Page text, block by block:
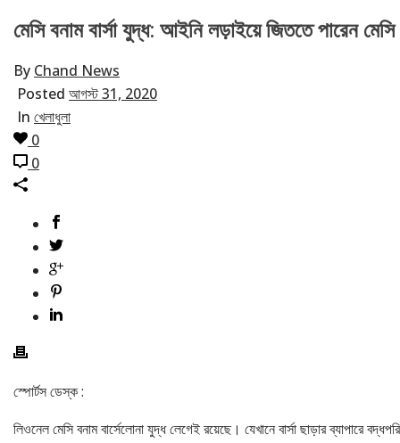
মেসি বনাম বার্সা যুদ্ধ: আইনি লড়াইয়ে জিততে পারেন মেসি
By Chand News
Posted আগস্ট 31, 2020
In খেলাধুলা
0
0
স্পোর্টস ডেস্ক :
লিওনেল মেসি বনাম বার্সেলোনা যুদ্ধ লেগেই রয়েছে। যেখানে বার্সা ছাড়ার ব্যাপারে